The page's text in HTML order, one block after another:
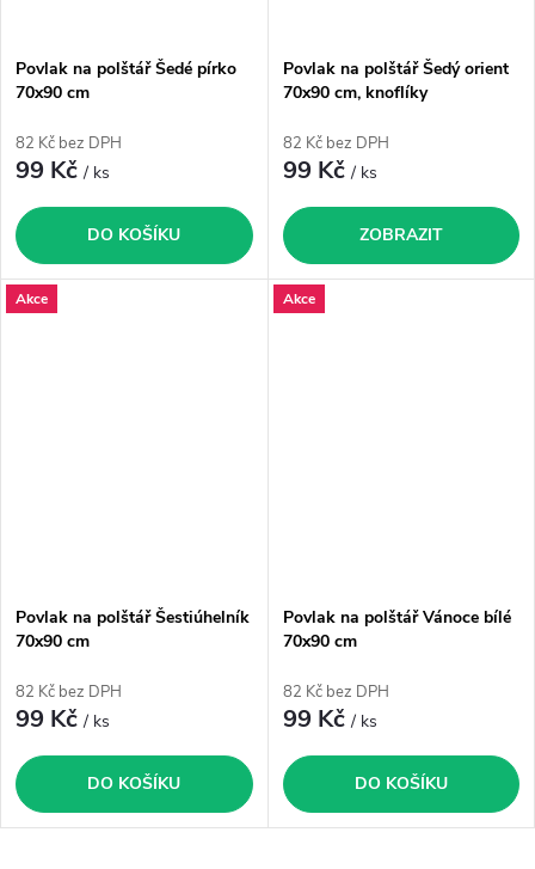
Povlak na polštář Šedé pírko
70x90 cm
82 Kč bez DPH
99 Kč/ ks
DO KOŠÍKU
Povlak na polštář Šedý orient
70x90 cm, knoflíky
82 Kč bez DPH
99 Kč/ ks
ZOBRAZIT
Akce
Povlak na polštář Šestiúhelník
70x90 cm
82 Kč bez DPH
99 Kč/ ks
DO KOŠÍKU
Akce
Povlak na polštář Vánoce bílé
70x90 cm
82 Kč bez DPH
99 Kč/ ks
DO KOŠÍKU